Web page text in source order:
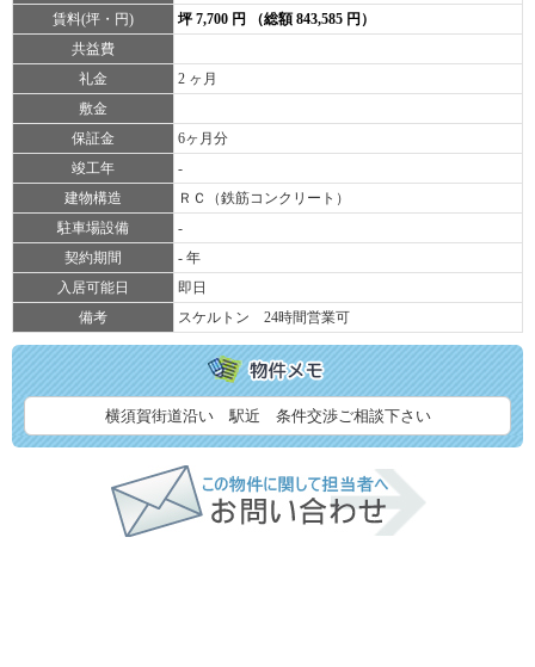
賃料(坪・円)
坪 7,700 円 （総額 843,585 円）
共益費
礼金
2 ヶ月
敷金
保証金
6ヶ月分
竣工年
-
建物構造
ＲＣ（鉄筋コンクリート）
駐車場設備
-
契約期間
- 年
入居可能日
即日
備考
スケルトン 24時間営業可
横須賀街道沿い 駅近 条件交渉ご相談下さい